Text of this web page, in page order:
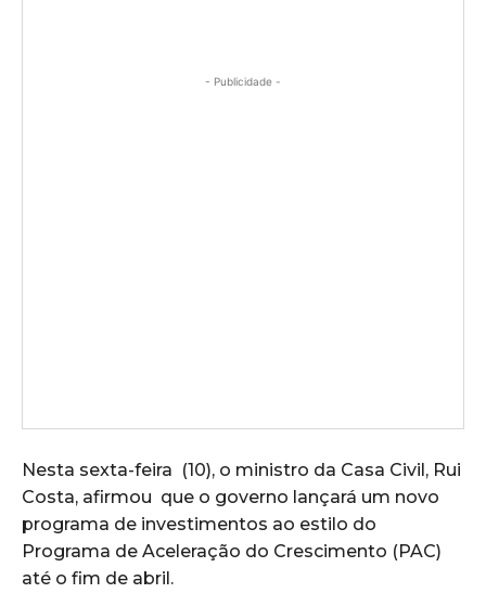
- Publicidade -
Nesta sexta-feira (10), o ministro da Casa Civil, Rui
Costa, afirmou que o governo lançará um novo
programa de investimentos ao estilo do
Programa de Aceleração do Crescimento (PAC)
até o fim de abril.